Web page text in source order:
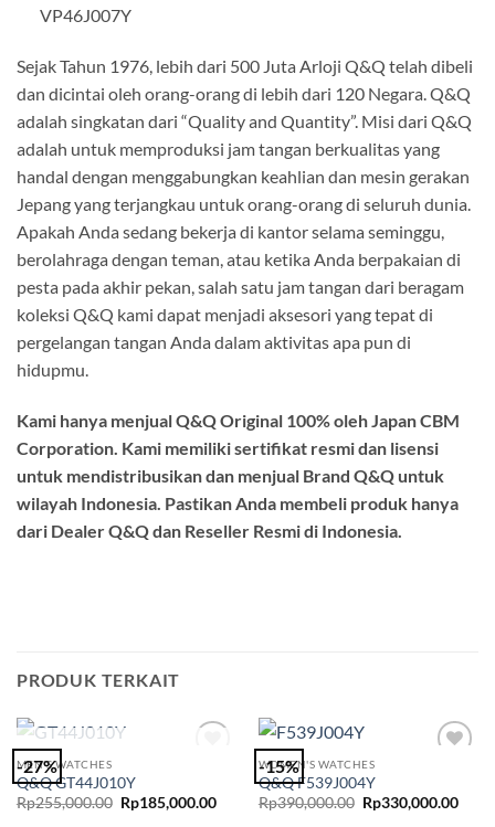
VP46J007Y
Sejak Tahun 1976, lebih dari 500 Juta Arloji Q&Q telah dibeli
dan dicintai oleh orang-orang di lebih dari 120 Negara. Q&Q
adalah singkatan dari “Quality and Quantity”. Misi dari Q&Q
adalah untuk memproduksi jam tangan berkualitas yang
handal dengan menggabungkan keahlian dan mesin gerakan
Jepang yang terjangkau untuk orang-orang di seluruh dunia.
Apakah Anda sedang bekerja di kantor selama seminggu,
berolahraga dengan teman, atau ketika Anda berpakaian di
pesta pada akhir pekan, salah satu jam tangan dari beragam
koleksi Q&Q kami dapat menjadi aksesori yang tepat di
pergelangan tangan Anda dalam aktivitas apa pun di
hidupmu.
Kami hanya menjual Q&Q Original 100% oleh Japan CBM
Corporation. Kami memiliki sertifikat resmi dan lisensi
untuk mendistribusikan dan menjual Brand Q&Q untuk
wilayah Indonesia. Pastikan Anda membeli produk hanya
dari Dealer Q&Q dan Reseller Resmi di Indonesia.
PRODUK TERKAIT
-27% STOK HABIS
MEN'S WATCHES
Q&Q GT44J010Y
Rp255,000.00 Harga
aslinya
Rp185,000.00Harga
-15%
WOMEN'S WATCHES
Q&Q F539J004Y
Rp390,000.00 Harga
aslinya
Rp330,000.00